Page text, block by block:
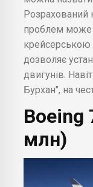
Розрахований
проблем може
дозволяє
двигунів.
Бурхан", на
Boeing
млн)